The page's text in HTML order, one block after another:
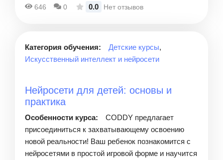
646 0 0.0 Нет отзывов
Категория обучения: Детские курсы,
Искусственный интеллект и нейросети
Нейросети для детей: основы и
практика
Особенности курса:
CODDY предлагает
присоединиться к захватывающему освоению
новой реальности! Ваш ребенок познакомится с
нейросетями в простой игровой форме и научится